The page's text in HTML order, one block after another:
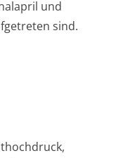
und
sind.